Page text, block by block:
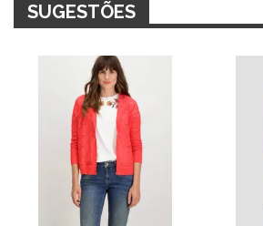
SUGESTÕES